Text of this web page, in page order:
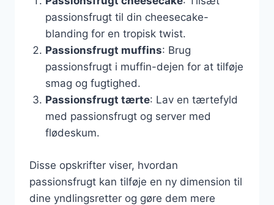
passionsfrugt til din cheesecake-
blanding for en tropisk twist.
Passionsfrugt muffins: Brug
passionsfrugt i muffin-dejen for at tilføje
smag og fugtighed.
Passionsfrugt tærte: Lav en tærtefyld
med passionsfrugt og server med
flødeskum.
Disse opskrifter viser, hvordan
passionsfrugt kan tilføje en ny dimension til
dine yndlingsretter og gøre dem mere